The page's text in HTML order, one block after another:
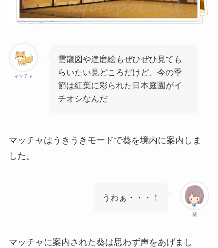
マッチャ
雲龍図や達磨絵もぜひぜひ見ても
らいたい見どころだけど、今の季
節は紅葉に彩られた日本庭園がイ
チオシなんだ
マッチャはうきうきモードで葵を境内に案内しま
した。
葵
うわぁ・・・！
マッチャに案内された葵は思わず声をあげまし